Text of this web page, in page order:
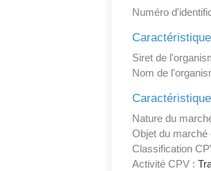
Numéro
Siret de
Nom de
Nature du
Objet du marché
Classification
Activité CPV :